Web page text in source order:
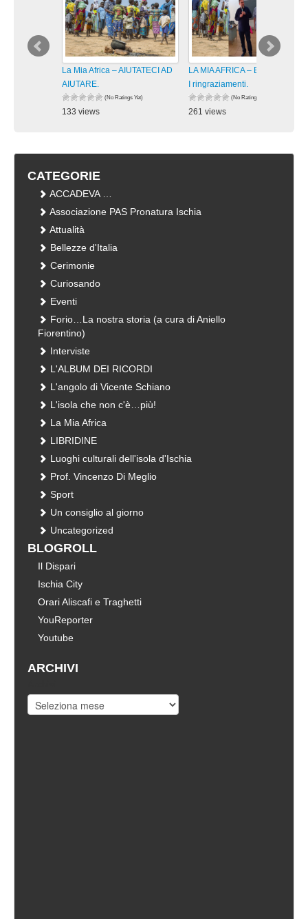
La Mia Africa – AIUTATECI AD
AIUTARE.
(No Ratings Yet)
133 views
LA MIA AFRICA – Burkina Faso:
I ringraziamenti.
(No Ratings Yet)
261 views
CATEGORIE
ACCADEVA …
Associazione PAS Pronatura Ischia
Attualità
Bellezze d'Italia
Cerimonie
Curiosando
Eventi
Forio…La nostra storia (a cura di Aniello
Fiorentino)
Interviste
L'ALBUM DEI RICORDI
L'angolo di Vicente Schiano
L'isola che non c'è…più!
La Mia Africa
LIBRIDINE
Luoghi culturali dell'isola d'Ischia
Prof. Vincenzo Di Meglio
Sport
Un consiglio al giorno
Uncategorized
BLOGROLL
Il Dispari
Ischia City
Orari Aliscafi e Traghetti
YouReporter
Youtube
ARCHIVI